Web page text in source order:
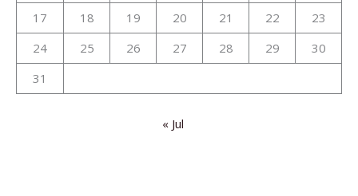
17
18 19 20 21 22
23
24
25 26 27 28 29
30
31
« Jul